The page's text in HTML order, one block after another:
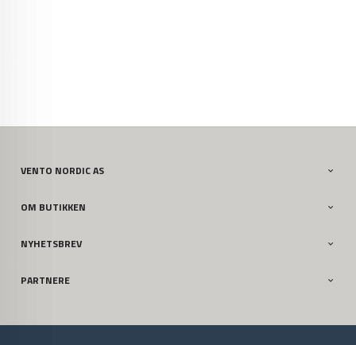
VENTO NORDIC AS
OM BUTIKKEN
NYHETSBREV
PARTNERE